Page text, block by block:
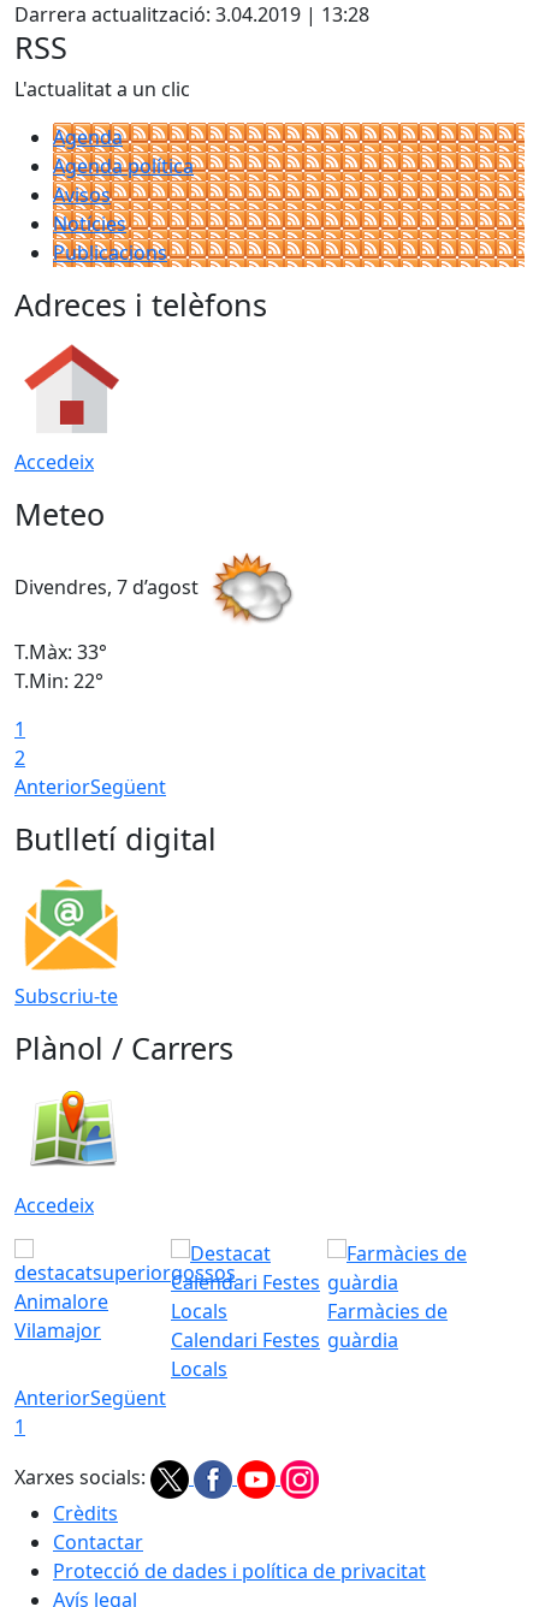
Darrera actualització: 3.04.2019 | 13:28
RSS
L'actualitat a un clic
Agenda
Agenda política
Avisos
Notícies
Publicacions
Adreces i telèfons
Accedeix
Meteo
Divendres, 7 d’agost
T.Màx: 33°
T.Min: 22°
1
2
AnteriorSegüent
Butlletí digital
Subscriu-te
Plànol / Carrers
Accedeix
Animalore
Vilamajor
Calendari Festes
Locals
Farmàcies de
guàrdia
AnteriorSegüent
1
Xarxes socials:
Crèdits
Contactar
Protecció de dades i política de privacitat
Avís legal